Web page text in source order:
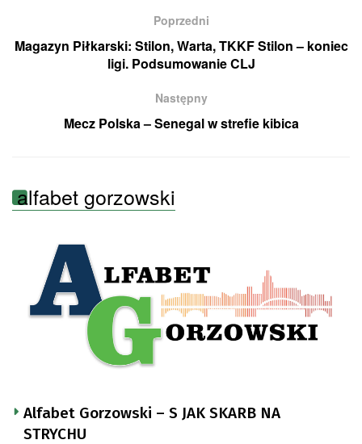
Poprzedni
Magazyn Piłkarski: Stilon, Warta, TKKF Stilon – koniec
ligi. Podsumowanie CLJ
Następny
Mecz Polska – Senegal w strefie kibica
alfabet gorzowski
Alfabet Gorzowski – S JAK SKARB NA
STRYCHU